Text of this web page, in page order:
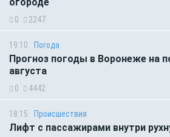
0 2247
19:10 Погода
Прогноз погоды в Воронеже на
августа
0 4442
18:15 Происшествия
Лифт с пассажирами внутри